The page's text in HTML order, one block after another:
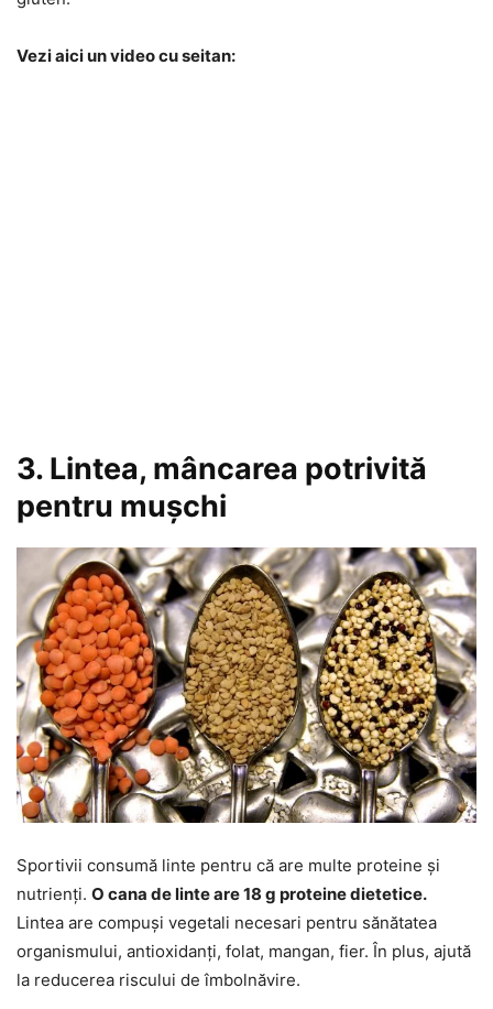
Vezi aici un video cu seitan:
3. Lintea, mâncarea potrivită
pentru mușchi
Sportivii consumă linte pentru că are multe proteine și
nutrienți. O cana de linte are 18 g proteine dietetice.
Lintea are compuși vegetali necesari pentru sănătatea
organismului, antioxidanți, folat, mangan, fier. În plus, ajută
la reducerea riscului de îmbolnăvire.